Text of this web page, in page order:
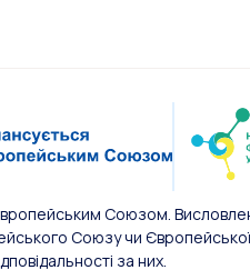
Союзом.
Союзу чи
за них.